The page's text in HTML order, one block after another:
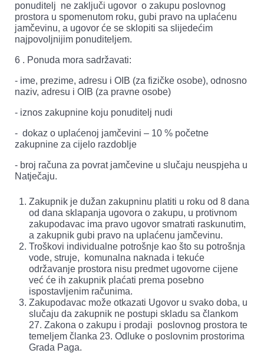
ponuditelj ne zaključi ugovor o zakupu poslovnog
prostora u spomenutom roku, gubi pravo na uplaćenu
jamčevinu, a ugovor će se sklopiti sa slijedećim
najpovoljnijim ponuditeljem.
6 . Ponuda mora sadržavati:
- ime, prezime, adresu i OIB (za fizičke osobe), odnosno
naziv, adresu i OIB (za pravne osobe)
- iznos zakupnine koju ponuditelj nudi
- dokaz o uplaćenoj jamčevini – 10 % početne
zakupnine za cijelo razdoblje
- broj računa za povrat jamčevine u slučaju neuspjeha u
Natječaju.
Zakupnik je dužan zakupninu platiti u roku od 8 dana
od dana sklapanja ugovora o zakupu, u protivnom
zakupodavac ima pravo ugovor smatrati raskunutim,
a zakupnik gubi pravo na uplaćenu jamčevinu.
Troškovi individualne potrošnje kao što su potrošnja
vode, struje, komunalna naknada i tekuće
održavanje prostora nisu predmet ugovorne cijene
već će ih zakupnik plaćati prema posebno
ispostavljenim računima.
Zakupodavac može otkazati Ugovor u svako doba, u
slučaju da zakupnik ne postupi skladu sa člankom
27. Zakona o zakupu i prodaji poslovnog prostora te
temeljem članka 23. Odluke o poslovnim prostorima
Grada Paga.